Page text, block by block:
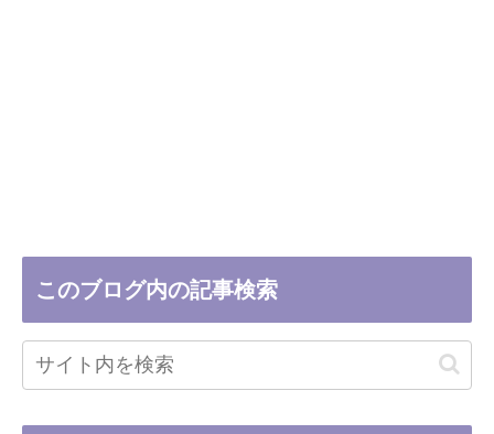
このブログ内の記事検索